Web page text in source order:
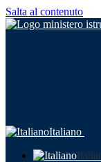
Salta al contenuto
Italiano